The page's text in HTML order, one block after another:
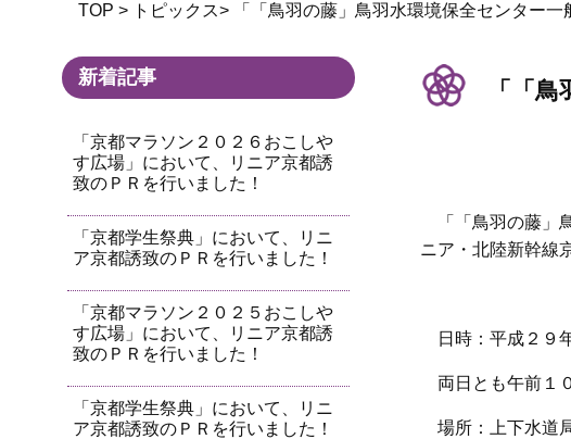
TOP > トピックス> 「「鳥羽の藤」鳥羽水環境保全センター
新着記事
「京都マラソン２０２６おこしや
す広場」において、リニア京都誘
致のＰＲを行いました！
「京都学生祭典」において、リニ
ア京都誘致のＰＲを行いました！
「京都マラソン２０２５おこしや
す広場」において、リニア京都誘
致のＰＲを行いました！
「京都学生祭典」において、リニ
ア京都誘致のＰＲを行いました！
「「
「「鳥羽の藤
ニア・北陸新幹線
日時：平成２９
両日とも午前１
場所：上下水道